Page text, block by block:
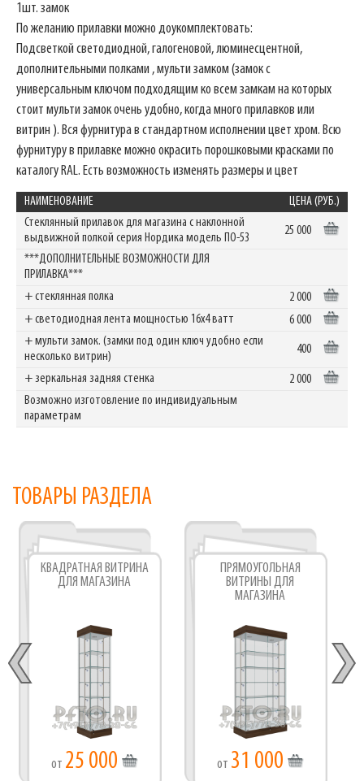
1шт. замок
По желанию прилавки можно доукомплектовать:
Подсветкой светодиодной, галогеновой, люминесцентной,
дополнительными полками , мульти замком (замок с
универсальным ключом подходящим ко всем замкам на которых
стоит мульти замок очень удобно, когда много прилавков или
витрин ). Вся фурнитура в стандартном исполнении цвет хром. Всю
фурнитуру в прилавке можно окрасить порошковыми красками по
каталогу RAL. Есть возможность изменять размеры и цвет
НАИМЕНОВАНИЕ
ЦЕНА (РУБ.)
Стеклянный прилавок для магазина с наклонной
выдвижной полкой серия Нордика модель ПO-53
25 000
***ДОПОЛНИТЕЛЬНЫЕ ВОЗМОЖНОСТИ ДЛЯ
ПРИЛАВКА***
+ стеклянная полка
2 000
+ светодиодная лента мощностью 16х4 ватт
6 000
+ мульти замок. (замки под один ключ удобно если
несколько витрин)
400
+ зеркальная задняя стенка
2 000
Возможно изготовление по индивидуальным
параметрам
ТОВАРЫ РАЗДЕЛА
КВАДРАТНАЯ ВИТРИНА
ДЛЯ МАГАЗИНА
от 25 000
ПРЯМОУГОЛЬНАЯ
ВИТРИНЫ ДЛЯ
МАГАЗИНА
от 31 000